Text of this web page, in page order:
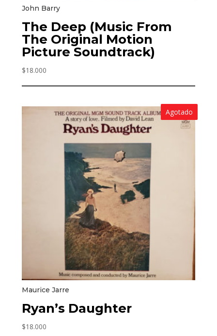
John Barry
The Deep (Music From
The Original Motion
Picture Soundtrack)
$18.000
Agotado
Maurice Jarre
Ryan’s Daughter
$18.000